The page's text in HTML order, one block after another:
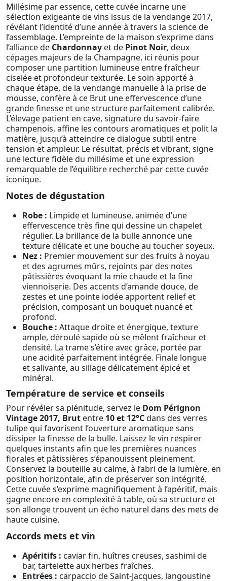
Millésime par essence, cette cuvée incarne une
sélection exigeante de vins issus de la vendange 2017,
révélant l’identité d’une année à travers la science de
l’assemblage. L’empreinte de la maison s’exprime dans
l’alliance de Chardonnay et de Pinot Noir, deux
cépages majeurs de la Champagne, ici réunis pour
composer une partition lumineuse entre fraîcheur
ciselée et profondeur texturée. Le soin apporté à
chaque étape, de la vendange manuelle à la prise de
mousse, confère à ce Brut une effervescence d’une
grande finesse et une structure parfaitement calibrée.
L’élevage patient en cave, signature du savoir-faire
champenois, affine les contours aromatiques et polit la
matière, jusqu’à atteindre ce dialogue subtil entre
tension et ampleur. Le résultat, précis et vibrant, signe
une lecture fidèle du millésime et une expression
remarquable de l’équilibre recherché par cette cuvée
iconique.
Notes de dégustation
Robe : Limpide et lumineuse, animée d’une
effervescence très fine qui dessine un chapelet
régulier. La brillance de la bulle annonce une
texture délicate et une bouche au toucher soyeux.
Nez : Premier mouvement sur des fruits à noyau
et des agrumes mûrs, rejoints par des notes
pâtissières évoquant la mie chaude et la fine
viennoiserie. Des accents d’amande douce, de
zestes et une pointe iodée apportent relief et
précision, composant un bouquet nuancé et
profond.
Bouche : Attaque droite et énergique, texture
ample, déroulé sapide où se mêlent fraîcheur et
densité. La trame s’étire avec grâce, portée par
une acidité parfaitement intégrée. Finale longue
et salivante, au sillage délicatement épicé et
minéral.
Température de service et conseils
Pour révéler sa plénitude, servez le Dom Pérignon
Vintage 2017, Brut entre 10 et 12°Cdans des verres
tulipe qui favorisent l’ouverture aromatique sans
dissiper la finesse de la bulle. Laissez le vin respirer
quelques instants afin que les premières nuances
florales et pâtissières s’épanouissent pleinement.
Conservez la bouteille au calme, à l’abri de la lumière, en
position horizontale, afin de préserver son intégrité.
Cette cuvée s’exprime magnifiquement à l’apéritif, mais
gagne encore en complexité à table, où sa structure et
son allonge trouvent un écho naturel dans des mets de
haute cuisine.
Accords mets et vin
Apéritifs : caviar fin, huîtres creuses, sashimi de
bar, tartelette aux herbes fraîches.
Entrées : carpaccio de Saint-Jacques, langoustine